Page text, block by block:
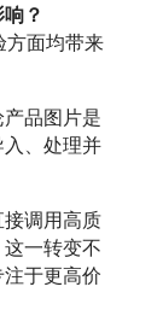
？
方面均带来
品图片是
、处理并
调用高质
一转变不
于更高价